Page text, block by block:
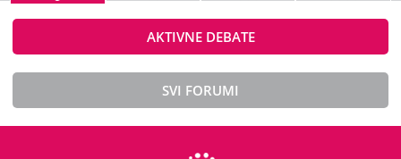
AKTIVNE DEBATE
SVI FORUMI